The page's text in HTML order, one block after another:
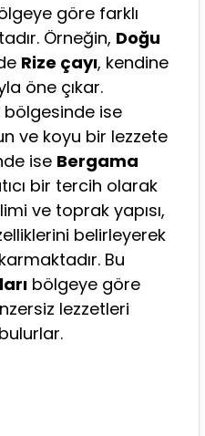
göre farklı
Örneğin, Doğu
Rize çayı, kendine
öne çıkar.
ise
ve koyu bir lezzete
ise Bergama
bir tercih olarak
ve toprak yapısı,
belirleyerek
Bu
bölgeye göre
lezzetleri